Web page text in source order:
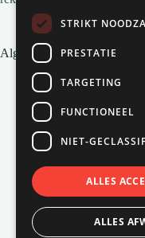
Algemene links
Pelletkachel zonder
Inbouw pelletkachels
Installatie en montage
Alles wat je moet
Pellets bestellen
Veelgestelde vragen
Pelletkachels van
Pellets voor
Airco’s van
Het ontstaan van
STRIKT
PRESTATIE
TARGETING
FUNCTIONEEL
NIET-
ALLES
ALLES